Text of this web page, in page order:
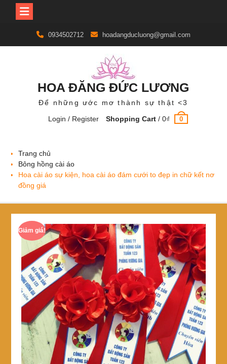
content
0934502712 hoadangducluong@gmail.com
HOA ĐĂNG ĐỨC LƯƠNG
Để những ước mơ thành sự thật <3
Login / Register
Shopping Cart /0₫ 0
Trang chủ
Bông hồng cài áo
Hoa cài áo sự kiện, hoa cài áo đám cưới to đẹp in chữ kết nơ
đồng giá
Giảm giá!